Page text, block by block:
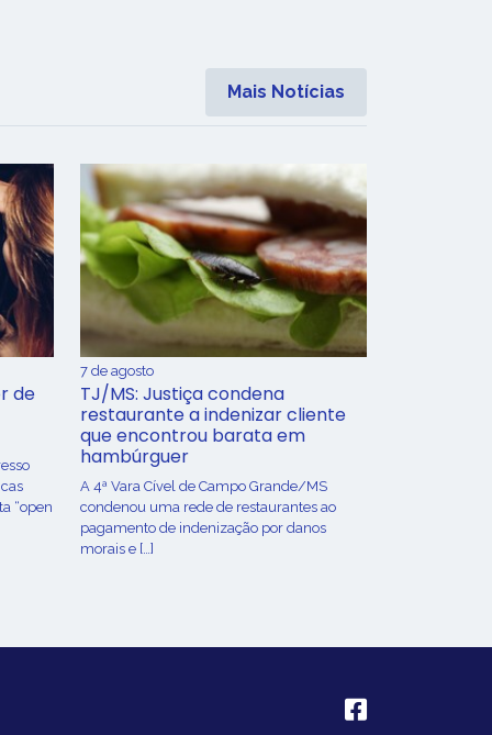
Mais Notícias
de
“open
7 de agosto
TJ/MS: Justiça condena
restaurante a indenizar cliente
que encontrou barata em
hambúrguer
A 4ª Vara Cível de Campo Grande/MS
condenou uma rede de restaurantes ao
pagamento de indenização por danos
morais e […]